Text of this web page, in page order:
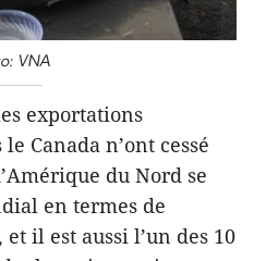
VNA
exportations
Canada n’ont cessé
du Nord se
en termes de
il est aussi l’un des 10